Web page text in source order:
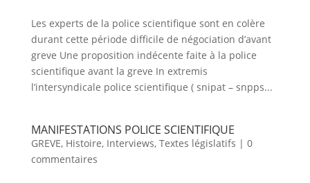
Les experts de la police scientifique sont en colère
durant cette période difficile de négociation d’avant
greve Une proposition indécente faite à la police
scientifique avant la greve In extremis
l’intersyndicale police scientifique ( snipat – snpps...
MANIFESTATIONS POLICE SCIENTIFIQUE
GREVE, Histoire, Interviews, Textes législatifs | 0
commentaires